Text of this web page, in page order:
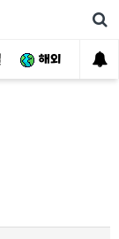
해외 핫